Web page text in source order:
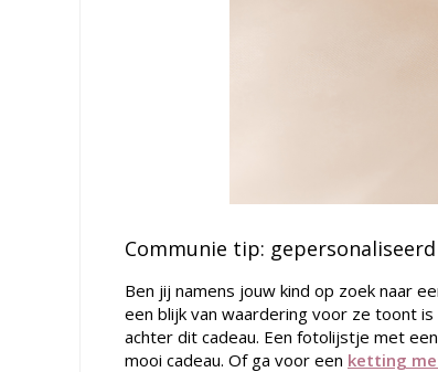
Communie tip:
Ben jij namens jouw kind op zoek naar
een blijk van waardering voor ze toont
achter dit cadeau. Een fotolijstje met
mooi cadeau. Of ga voor een ketting